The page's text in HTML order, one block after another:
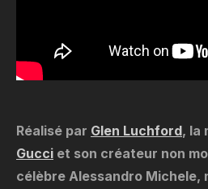
Réalisé par Glen Luchford, la
Gucci et son créateur non
célèbre Alessandro Michele,